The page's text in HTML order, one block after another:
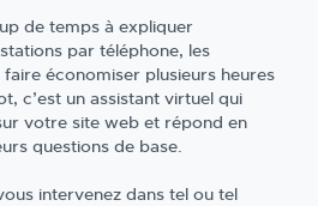
de temps à expliquer
par téléphone, les
économiser plusieurs heures
c’est un assistant virtuel qui
votre site web et répond en
questions de base.
intervenez dans tel ou tel